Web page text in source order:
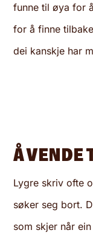
funne til øya for
for å finne
dei kanskje har
Å VENDE
Lygre skriv ofte
søker seg bort.
som skjer når